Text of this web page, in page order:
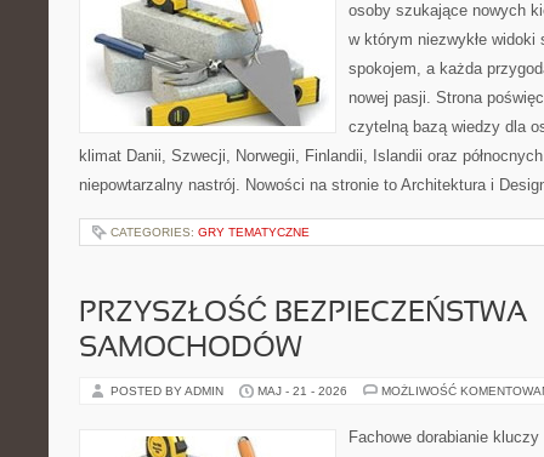
osoby szukające nowych
w którym niezwykłe
spokojem, a każda
nowej pasji. Strona
czytelną bazą wiedzy dla
klimat Danii, Szwecji, Norwegii, Finlandii, Islandii oraz
niepowtarzalny nastrój. Nowości na stronie to Architektura i
CATEGORIES: GRY TEMATYCZNE
PRZYSZŁOŚĆ BEZPIECZEŃSTWA
SAMOCHODÓW
POSTED BY ADMIN MAJ - 21 - 2026 MOŻLIWOŚĆ
Fachowe dorabianie